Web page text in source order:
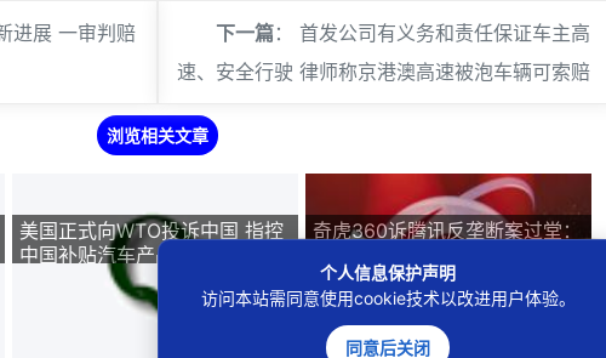
进展 一审判赔
下一篇： 首发公司有义务和责任保证车主高
速、安全行驶 律师称京港澳高速被泡车辆可索赔
浏览相关文章
美国正式向WTO投诉中国 指控
中国补贴汽车产品
奇虎360诉腾讯反垄断案过堂：
个人信息保护声明
访问本站需同意使用cookie技术以改进用户体验。
同意后关闭